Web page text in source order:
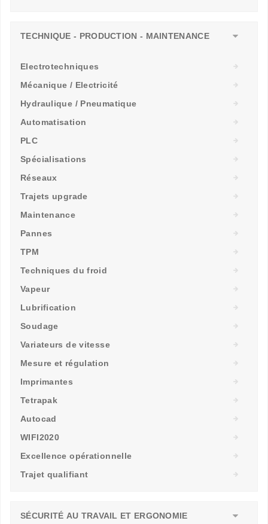
TECHNIQUE - PRODUCTION - MAINTENANCE
Electrotechniques
Mécanique / Electricité
Hydraulique / Pneumatique
Automatisation
PLC
Spécialisations
Réseaux
Trajets upgrade
Maintenance
Pannes
TPM
Techniques du froid
Vapeur
Lubrification
Soudage
Variateurs de vitesse
Mesure et régulation
Imprimantes
Tetrapak
Autocad
WIFI2020
Excellence opérationnelle
Trajet qualifiant
SÉCURITÉ AU TRAVAIL ET ERGONOMIE